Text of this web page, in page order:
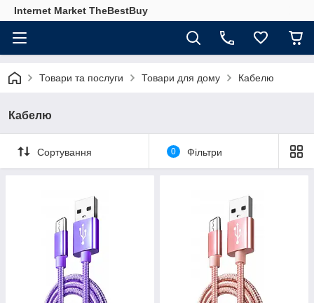
Internet Market TheBestBuy
Товари та послуги Товари для дому Кабелю
Кабелю
Сортування 0 Фільтри